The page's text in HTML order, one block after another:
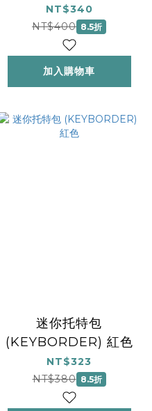
NT$340
NT$400 8.5折
加入購物車
迷你托特包
(KEYBORDER) 紅色
NT$323
NT$380 8.5折